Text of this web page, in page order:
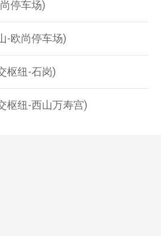
停车场)
-欧尚停车场)
枢纽-石岗)
枢纽-西山万寿宫)